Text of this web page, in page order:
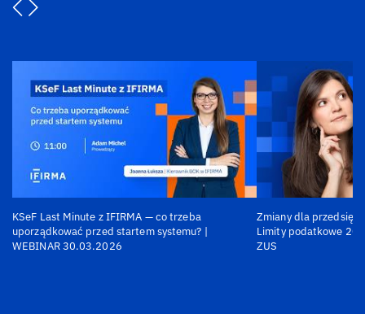
KSeF Last Minute z IFIRMA — co trzeba
uporządkować przed startem systemu? |
WEBINAR 30.03.2026
Zmiany dla
Limity podatkowe
ZUS